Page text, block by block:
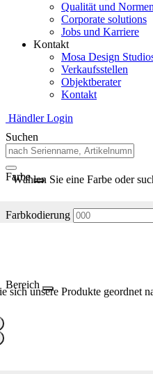
Qualität und Normen
Corporate solutions
Jobs und Karriere
Kontakt
Mosa Design
Verkaufsstellen
Objektberater
Kontakt
Händler Login
Suchen
Farbe
Wählen Sie eine Farbe oder
Farbkodierung
Bereich
sich unsere Produkte geordnet